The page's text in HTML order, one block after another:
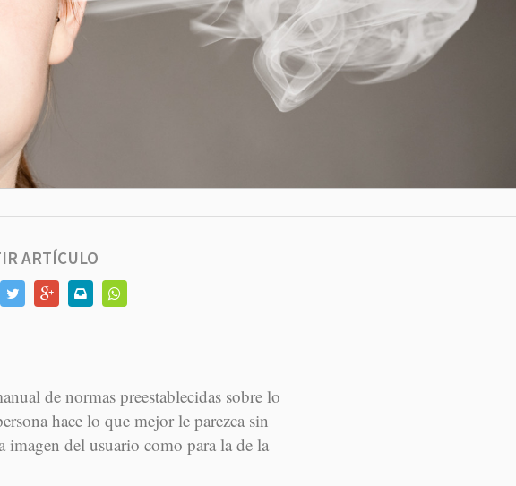
ARTÍCULO
de normas preestablecidas sobre lo
hace lo que mejor le parezca sin
imagen del usuario como para la de la